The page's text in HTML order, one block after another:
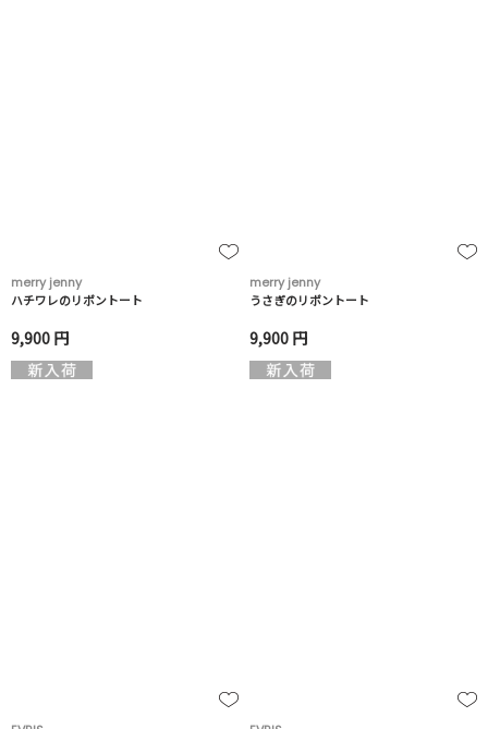
merry jenny
ハチワレのリボントート
9,900 円
merry jenny
うさぎのリボントート
9,900 円